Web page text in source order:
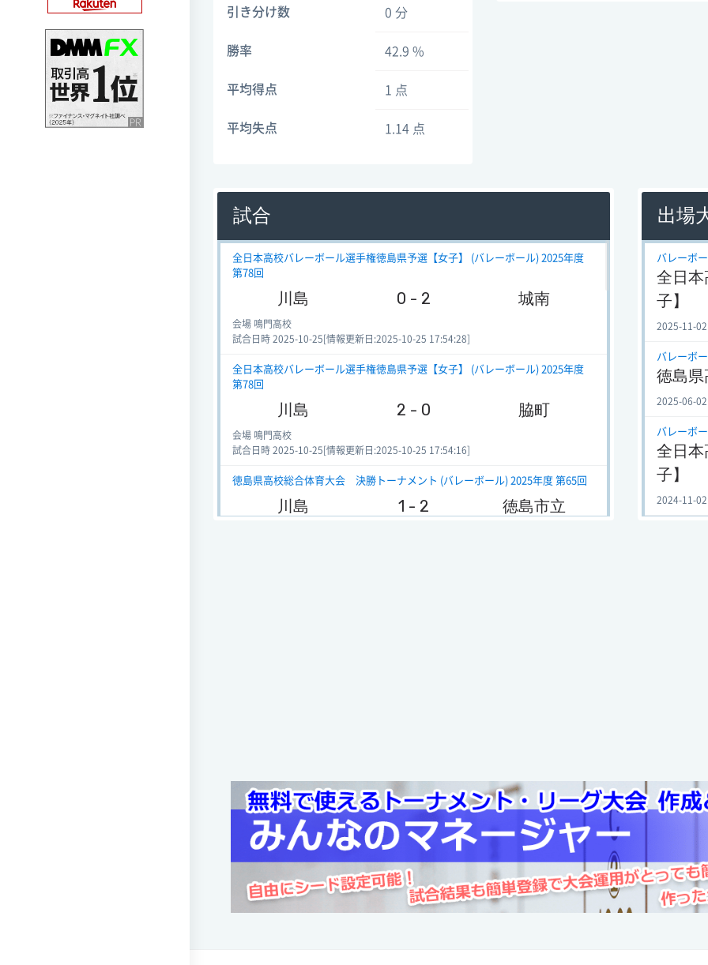
引き分け数 0 分
勝率 42.9 %
平均得点 1 点
平均失点 1.14 点
試合
全日本高校バレーボール選手権徳島県予選【女子】 (バレーボール) 2025年度
第78回
川島 0 - 2 城南
会場 鳴門高校
試合日時 2025-10-25[情報更新日:2025-10-25 17:54:28]
全日本高校バレーボール選手権徳島県予選【女子】 (バレーボール) 2025年度
第78回
川島 2 - 0 脇町
会場 鳴門高校
試合日時 2025-10-25[情報更新日:2025-10-25 17:54:16]
徳島県高校総合体育大会 決勝トーナメント (バレーボール) 2025年度 第65回
川島 1 - 2 徳島市立
徳島県高校総体・バレーボール 決勝トーナメント (バレーボール) 2024年度 第
64回
川島 2 - 0 那賀
会場
試合日時 - [情報更新日:2024-06-01 15:16:08]
全日本高校バレー徳島大会 (バレーボール) 2023年度 第76回
出場
バレーボ
全日
子】
2025-11-
バレーボ
徳島
2025-06-
バレーボ
全日
子】
2024-11-
子】
全日
子】